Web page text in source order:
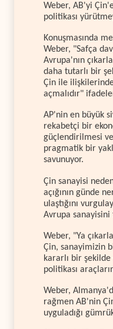
Weber, AB'yi
politikası
Konuşmasında
Weber, "Safça
Avrupa'nın
daha tutarlı bir
Çin ile
açmalıdır"
AP'nin en büyük
rekabetçi bir
güçlendirilmesi
pragmatik bir
savunuyor.
Çin sanayisi
açığının günde
ulaştığını
Avrupa
Weber, "Ya
Çin, sanayimizin
kararlı bir
politikası
Weber,
rağmen AB'nin
uyguladığı